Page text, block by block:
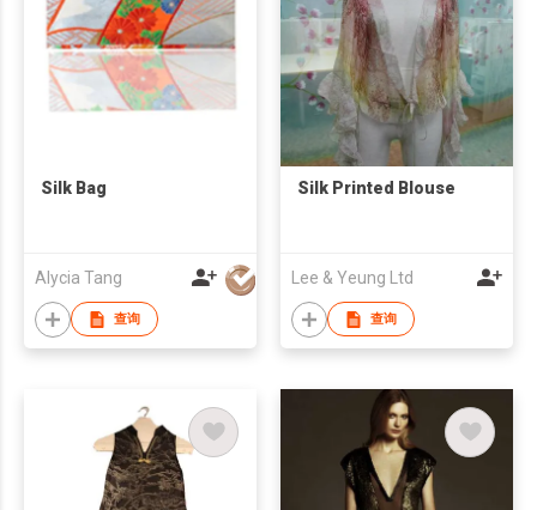
Silk Bag
Alycia Tang
查询
Silk Printed Blouse
Lee & Yeung Ltd
查询